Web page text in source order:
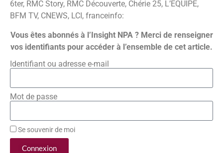
6ter, RMC Story, RMC Découverte, Chérie 25, L’EQUIPE,
BFM TV, CNEWS, LCI, franceinfo:
Vous êtes abonnés à l’Insight NPA ? Merci de renseigner
vos identifiants pour accéder à l’ensemble de cet article.
Identifiant ou adresse e-mail
Mot de passe
Se souvenir de moi
Connexion